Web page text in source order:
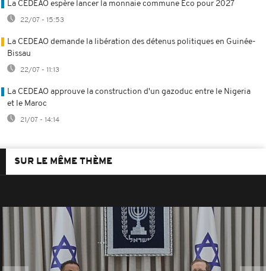
La CEDEAO espère lancer la monnaie commune Eco pour 2027
22/07 - 15:53
La CEDEAO demande la libération des détenus politiques en Guinée-
Bissau
22/07 - 11:13
La CEDEAO approuve la construction d'un gazoduc entre le Nigeria
et le Maroc
21/07 - 14:14
SUR LE MÊME THÈME